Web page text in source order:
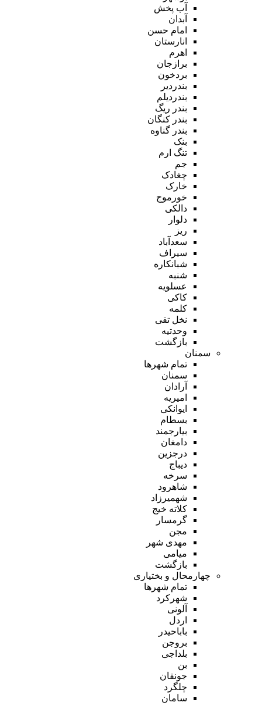
آب پخش
آبدان
امام حسن
انارستان
اهرم
برازجان
بردخون
بندردیر
بندردیلم
بندر ریگ
بندر کنگان
بندر گناوه
بنک
تنگ ارم
جم
چغادک
خارک
خورموج
دالکی
دلوار
ریز
سعدآباد
سیراف
شبانکاره
شنبه
عسلویه
کاکی
کلمه
نخل تقی
وحدتیه
بازگشت
سمنان
تمام شهر‌ها
سمنان
آرادان
امیریه
ایوانکی
بسطام
بیارجمند
دامغان
درجزین
دیباج
سرخه
شاهرود
شهمیرزاد
کلاته خیج
گرمسار
مجن
مهدی شهر
میامی
بازگشت
چهارمحال و بختیاری
تمام شهر‌ها
شهرکرد
آلونی
اردل
باباحیدر
بروجن
بلداجی
بن
جونقان
چلگرد
سامان